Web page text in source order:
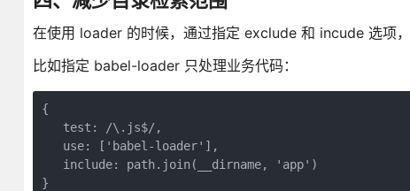
在使用 loader 的时候，通过指定 exclude 和 incude 选项
比如指定 babel-loader 只处理业务代码：
{
   test: /\.js$/,
   use: ['babel-loader'],
   include: path.join(__dirname, 'app')
}